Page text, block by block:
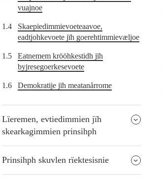
vuajnoe
1.4
Skaepiedimmievoeteaavoe,
eadtjohkevoete jïh goerehtimmievæljoe
1.5
Eatnemem krööhkestidh jïh
byjresegoerkesevoete
1.6 Demokratije jïh meatanårrome
Lïeremen, evtiedimmien jïh
skearkagimmien prinsihph
Prinsihph skuvlen rïektesisnie